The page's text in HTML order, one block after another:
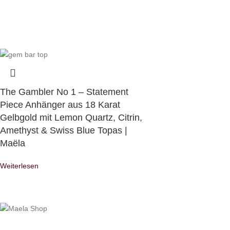
The Gambler No 1 – Statement
Piece Anhänger aus 18 Karat
Gelbgold mit Lemon Quartz, Citrin,
Amethyst & Swiss Blue Topas |
Maëla
Weiterlesen